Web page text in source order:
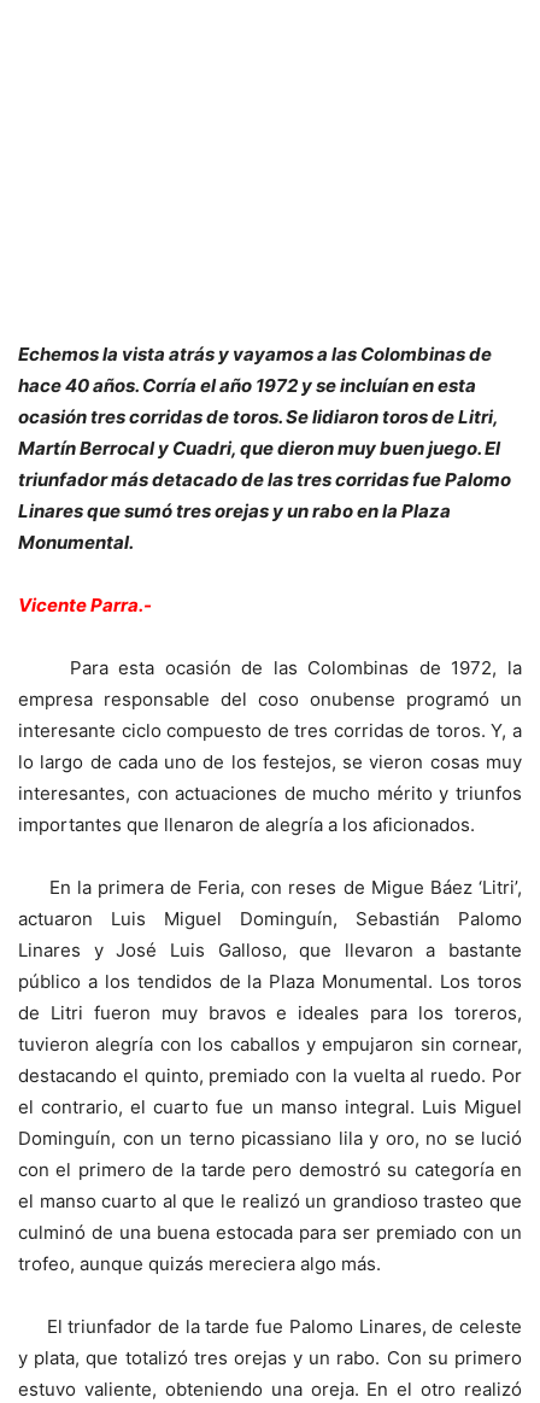
Echemos la vista atrás y vayamos a las Colombinas de
hace 40 años. Corría el año 1972 y se incluían en esta
ocasión tres corridas de toros. Se lidiaron toros de Litri,
Martín Berrocal y Cuadri, que dieron muy buen juego. El
triunfador más detacado de las tres corridas fue Palomo
Linares que sumó tres orejas y un rabo en la Plaza
Monumental.
Vicente Parra.-
Para esta ocasión de las Colombinas de 1972, la
empresa responsable del coso onubense programó un
interesante ciclo compuesto de tres corridas de toros. Y, a
lo largo de cada uno de los festejos, se vieron cosas muy
interesantes, con actuaciones de mucho mérito y triunfos
importantes que llenaron de alegría a los aficionados.
En la primera de Feria, con reses de Migue Báez ‘Litri’,
actuaron Luis Miguel Dominguín, Sebastián Palomo
Linares y José Luis Galloso, que llevaron a bastante
público a los tendidos de la Plaza Monumental. Los toros
de Litri fueron muy bravos e ideales para los toreros,
tuvieron alegría con los caballos y empujaron sin cornear,
destacando el quinto, premiado con la vuelta al ruedo. Por
el contrario, el cuarto fue un manso integral. Luis Miguel
Dominguín, con un terno picassiano lila y oro, no se lució
con el primero de la tarde pero demostró su categoría en
el manso cuarto al que le realizó un grandioso trasteo que
culminó de una buena estocada para ser premiado con un
trofeo, aunque quizás mereciera algo más.
El triunfador de la tarde fue Palomo Linares, de celeste
y plata, que totalizó tres orejas y un rabo. Con su primero
estuvo valiente, obteniendo una oreja. En el otro realizó